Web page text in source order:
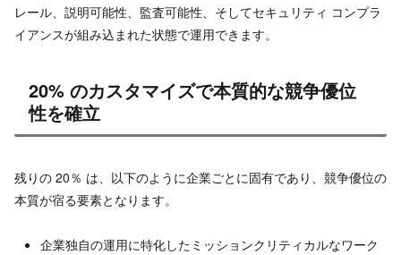
レール、説明可能性、監査可能性、そしてセキュリティ コンプラ
イアンスが組み込まれた状態で運用できます。
20% のカスタマイズで本質的な競争優位
性を確立
残りの 20％ は、以下のように企業ごとに固有であり、競争優位の
本質が宿る要素となります。
企業独自の運用に特化したミッションクリティカルなワーク